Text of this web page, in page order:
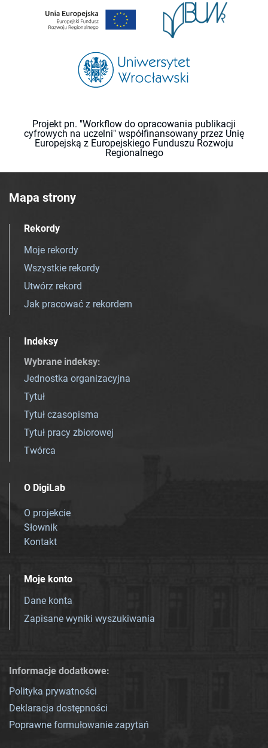
Projekt pn. "Workflow do opracowania publikacji
cyfrowych na uczelni" współfinansowany przez Unię
Europejską z Europejskiego Funduszu Rozwoju
Regionalnego
Mapa strony
Rekordy
Moje rekordy
Wszystkie rekordy
Utwórz rekord
Jak pracować z rekordem
Indeksy
Wybrane indeksy:
Jednostka organizacyjna
Tytuł
Tytuł czasopisma
Tytuł pracy zbiorowej
Twórca
O DigiLab
O projekcie
Słownik
Kontakt
Moje konto
Dane konta
Zapisane wyniki wyszukiwania
Informacje dodatkowe:
Polityka prywatności
Deklaracja dostępności
Poprawne formułowanie zapytań